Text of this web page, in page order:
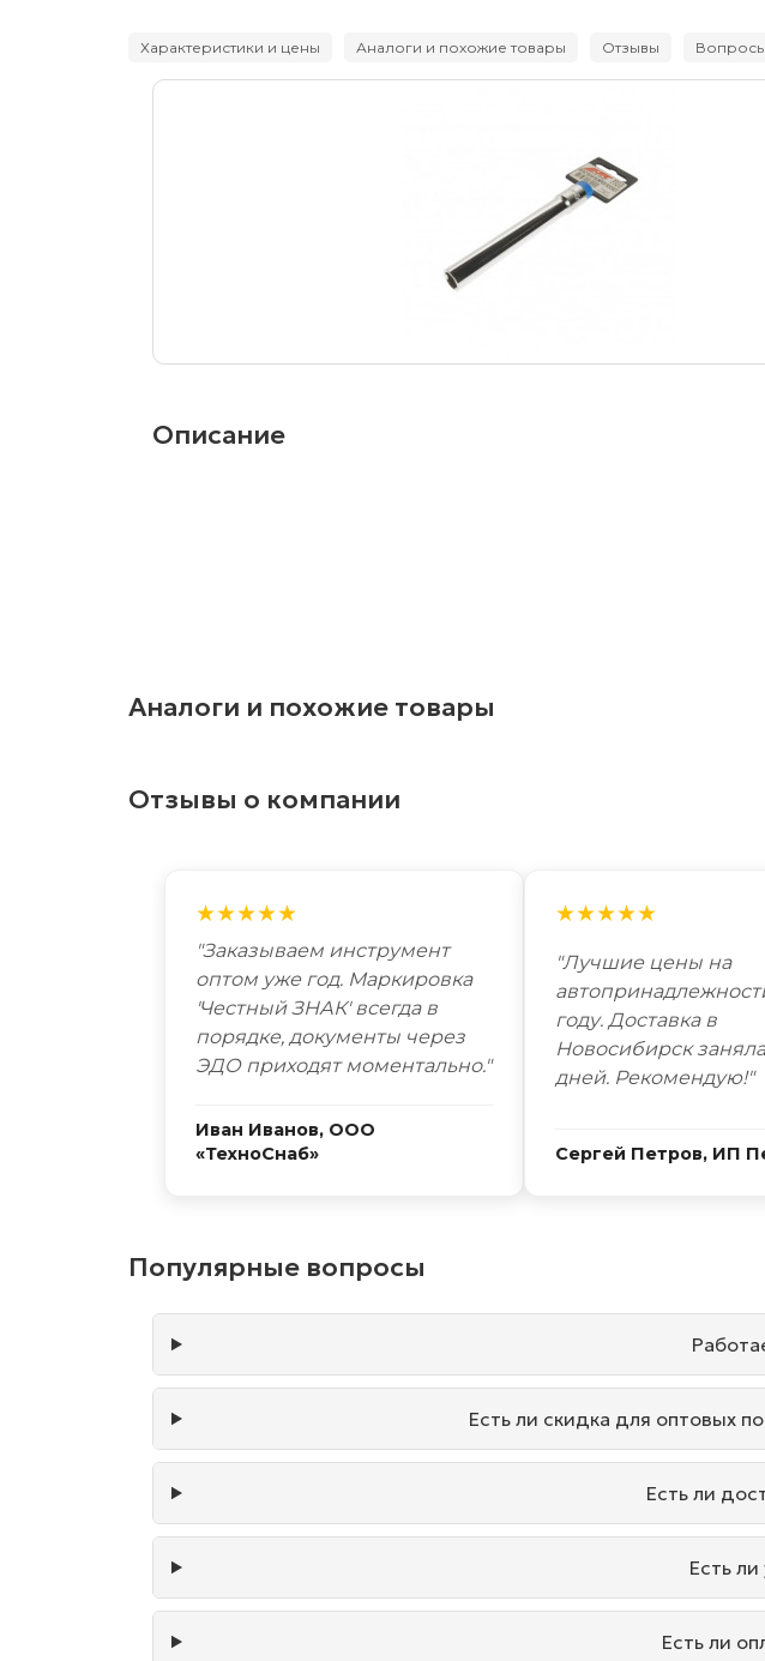
Характеристики и цены Аналоги и похожие товары Отзывы Вопросы
Описание
Аналоги и похожие товары
Отзывы о компании
★★★★★
"Заказываем инструмент
оптом уже год. Маркировка
'Честный ЗНАК' всегда в
порядке, документы через
ЭДО приходят моментально."
Иван Иванов, ООО
«ТехноСнаб»
★★★★★
"Лучшие цены на
году. Доставка в
Новосибирск
дней. Рекомендую!"
Сергей Петров, ИП
Популярные вопросы
Есть ли скидка для оптовых
Есть ли
Есть
Есть ли